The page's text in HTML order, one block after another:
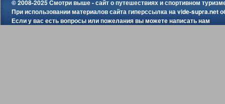
© 2008-2025 Смотри выше - сайт о путешествиях и спортивном
При использовании материалов сайта гиперссылка наvide-supra.net
Если у вас есть вопросы или пожелания вы можетенаписать нам